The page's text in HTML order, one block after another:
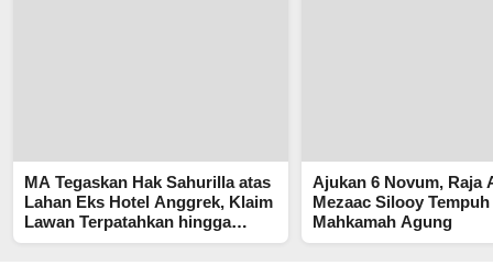
MA Tegaskan Hak Sahurilla atas
Lahan Eks Hotel Anggrek, Klaim
Lawan Terpatahkan hingga
Kasasi
Ajukan 6 Novum, Raja
Mezaac Silooy
Mahkamah Agung